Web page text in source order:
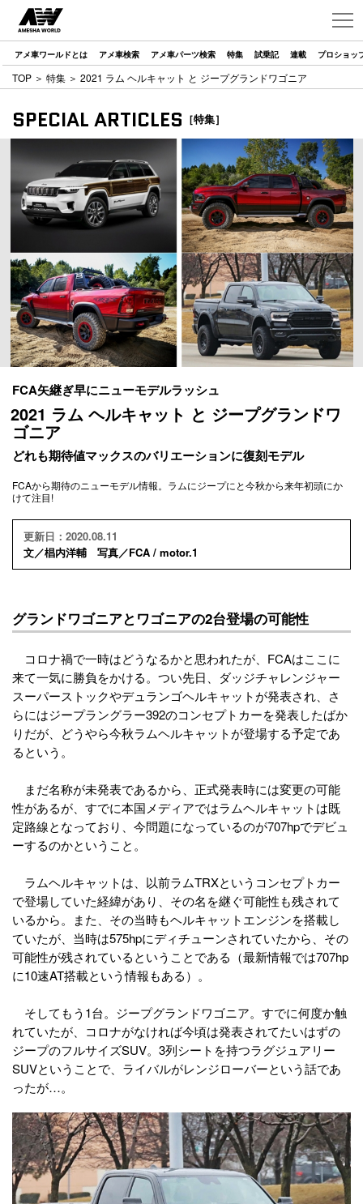
アメ車ワールドとは アメ車検索 アメ車パーツ検索 特集 試乗記 連載 プロショッ
TOP ＞ 特集 ＞ 2021 ラム ヘルキャット と ジープグランドワゴニア
SPECIAL ARTICLES ［特集］
FCA矢継ぎ早にニューモデルラッシュ
2021 ラム ヘルキャット と ジープグランドワ
ゴニア
どれも期待値マックスのバリエーションに復刻モデル
FCAから期待のニューモデル情報。ラムにジープにと今秋から来年初頭にか
けて注目!
更新日：2020.08.11
文／椙内洋輔 写真／FCA / motor.1
グランドワゴニアとワゴニアの2台登場の可能性
コロナ禍で一時はどうなるかと思われたが、FCAはここに
来て一気に勝負をかける。つい先日、ダッジチャレンジャー
スーパーストックやデュランゴヘルキャットが発表され、さ
らにはジープラングラー392のコンセプトカーを発表したばか
りだが、どうやら今秋ラムヘルキャットが登場する予定であ
るという。
まだ名称が未発表であるから、正式発表時には変更の可能
性があるが、すでに本国メディアではラムヘルキャットは既
定路線となっており、今問題になっているのが707hpでデビュ
ーするのかということ。
ラムヘルキャットは、以前ラムTRXというコンセプトカー
で登場していた経緯があり、その名を継ぐ可能性も残されて
いるから。また、その当時もヘルキャットエンジンを搭載し
ていたが、当時は575hpにディチューンされていたから、その
可能性が残されているということである（最新情報では707hp
に10速AT搭載という情報もある）。
そしてもう1台。ジープグランドワゴニア。すでに何度か触
れていたが、コロナがなければ今頃は発表されてたいはずの
ジープのフルサイズSUV。3列シートを持つラグジュアリー
SUVということで、ライバルがレンジローバーという話であ
ったが…。